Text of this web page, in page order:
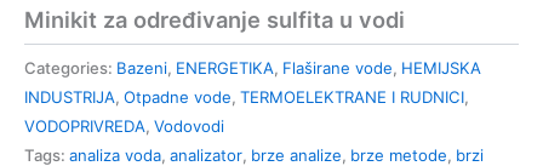
Minikit za određivanje sulfita u vodi
Categories: Bazeni, ENERGETIKA, Flaširane vode, HEMIJSKA
INDUSTRIJA, Otpadne vode, TERMOELEKTRANE I RUDNICI,
VODOPRIVREDA, Vodovodi
Tags: analiza voda, analizator, brze analize, brze metode, brzi